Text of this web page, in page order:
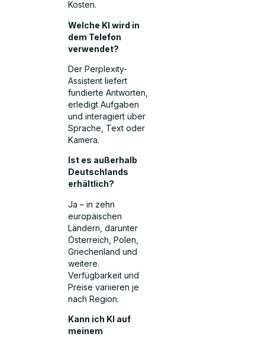
Kosten.
Welche KI wird in
dem Telefon
verwendet?
Der Perplexity-
Assistent liefert
fundierte Antworten,
erledigt Aufgaben
und interagiert über
Sprache, Text oder
Kamera.
Ist es außerhalb
Deutschlands
erhältlich?
Ja – in zehn
europäischen
Ländern, darunter
Österreich, Polen,
Griechenland und
weitere.
Verfügbarkeit und
Preise variieren je
nach Region.
Kann ich KI auf
meinem